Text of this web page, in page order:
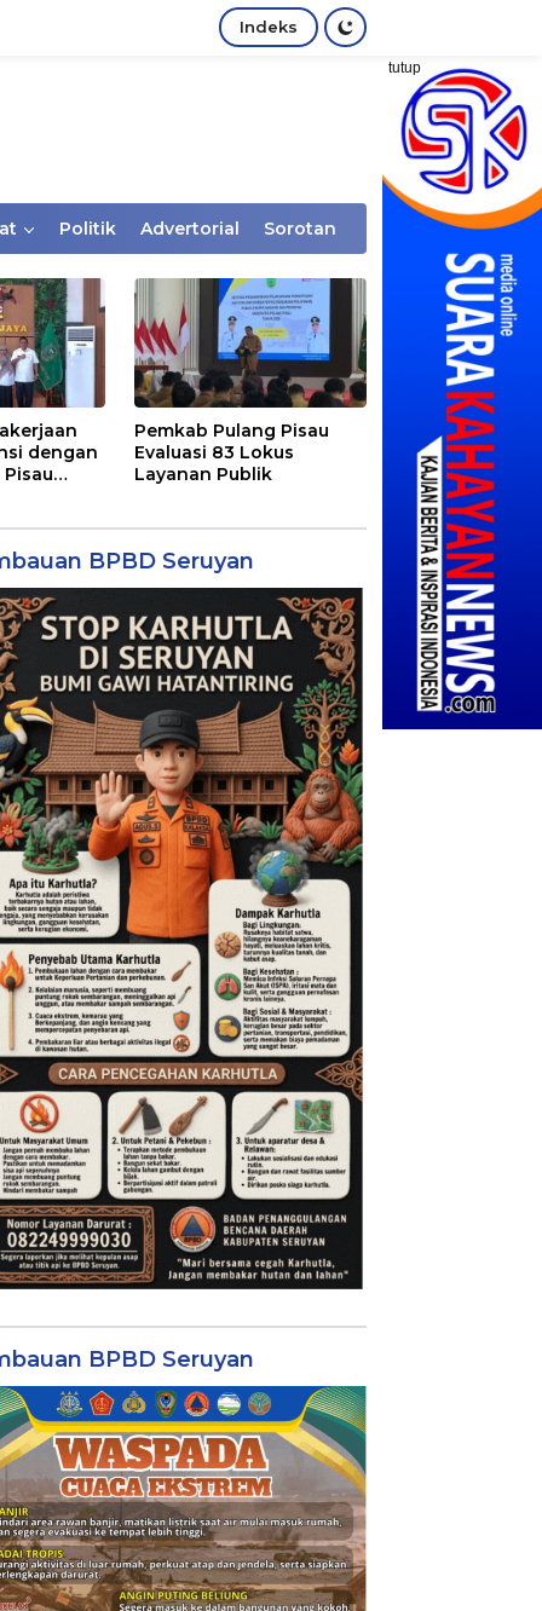
Indeks
tutup
Politik Advertorial Sorotan
dengan
Pemkab Pulang Pisau
Evaluasi 83 Lokus
Layanan Publik
BPBD Seruyan
BPBD Seruyan